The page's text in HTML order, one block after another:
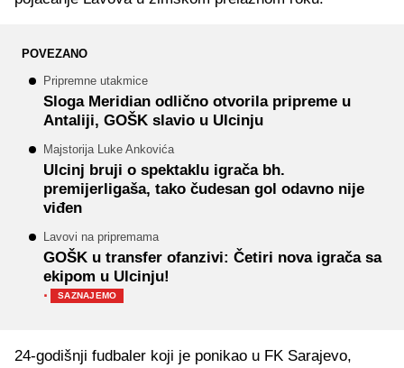
POVEZANO
Pripremne utakmice
Sloga Meridian odlično otvorila pripreme u
Antaliji, GOŠK slavio u Ulcinju
Majstorija Luke Ankovića
Ulcinj bruji o spektaklu igrača bh.
premijerligaša, tako čudesan gol odavno nije
viđen
Lavovi na pripremama
GOŠK u transfer ofanzivi: Četiri nova igrača sa
ekipom u Ulcinju!
· SAZNAJEMO
24-godišnji fudbaler koji je ponikao u FK Sarajevo,